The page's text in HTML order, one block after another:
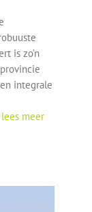
is zo’n
integrale
lees meer